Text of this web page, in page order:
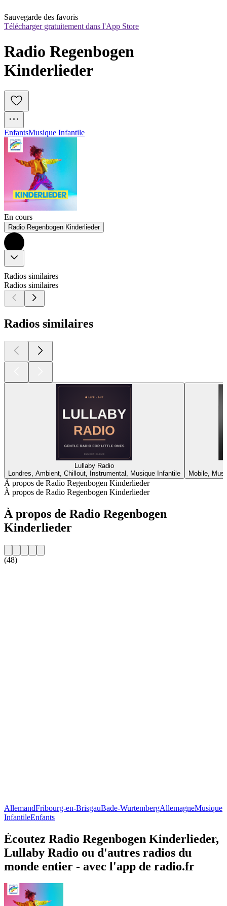
Sauvegarde des favoris
Télécharger gratuitement dans l'App Store
Radio Regenbogen
Kinderlieder
EnfantsMusique Infantile
En cours
Radio Regenbogen Kinderlieder
Radios similaires
Radios similaires
Radios similaires
Lullaby Radio
Londres, Ambient, Chillout, Instrumental, Musique Infantile
Mobile,
À propos de Radio Regenbogen Kinderlieder
À propos de Radio Regenbogen Kinderlieder
À propos de Radio Regenbogen
Kinderlieder
(48)
AllemandFribourg-en-BrisgauBade-WurtembergAllemagneMusique
InfantileEnfants
Écoutez Radio Regenbogen Kinderlieder,
Lullaby Radio ou d'autres radios du
monde entier - avec l'app de radio.fr